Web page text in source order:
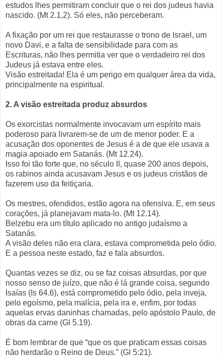
estudos lhes permitiram concluir que o rei dos judeus havia
nascido. (Mt 2.1,2). Só eles, não perceberam.
A fixação por um rei que restaurasse o trono de Israel, um
novo Davi, e a falta de sensibilidade para com as
Escrituras, não lhes permitia ver que o verdadeiro rei dos
Judeus já estava entre eles.
Visão estreitada! Ela é um perigo em qualquer área da vida,
principalmente na espiritual.
2. A visão estreitada produz absurdos
Os exorcistas normalmente invocavam um espírito mais
poderoso para livrarem-se de um de menor poder. E a
acusação dos oponentes de Jesus é a de que ele usava a
magia apoiado em Satanás. (Mt 12.24).
Isso foi tão forte que, no século II, quase 200 anos depois,
os rabinos ainda acusavam Jesus e os judeus cristãos de
fazerem uso da feitiçaria.
Os mestres, ofendidos, estão agora na ofensiva. E, em seus
corações, já planejavam mata-lo. (Mt 12.14).
Belzebu era um título aplicado no antigo judaísmo a
Satanás.
A visão deles não era clara, estava comprometida pelo ódio.
E a pessoa neste estado, faz e fala absurdos.
Quantas vezes se diz, ou se faz coisas absurdas, por que
nosso senso de juízo, que não é lá grande coisa, segundo
Isaías (Is 64.6), está comprometido pelo ódio, pela inveja,
pelo egoísmo, pela malícia, pela ira e, enfim, por todas
aquelas ervas daninhas chamadas, pelo apóstolo Paulo, de
obras da carne (Gl 5.19).
É bom lembrar de que “que os que praticam essas coisas
não herdarão o Reino de Deus.” (Gl 5:21).